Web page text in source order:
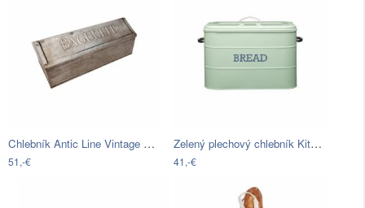
Chlebník Antic Line Vintage Baguette
51,-€
Zelený plechový chlebník Kitchen Craft…
41,-€